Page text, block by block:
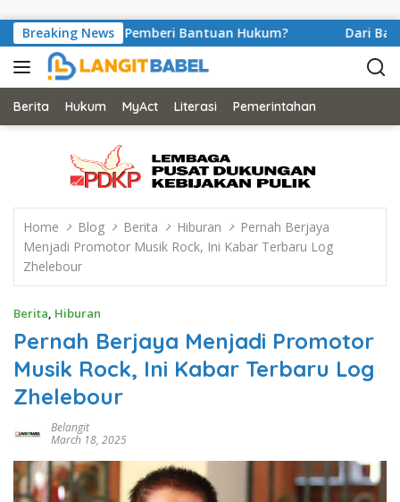
Breaking News
Peran Pemberi Bantuan Hukum? Dari Balik Sel
Berita Hukum MyAct Literasi Pemerintahan
Home Blog Berita Hiburan
Pernah Berjaya
Menjadi Promotor Musik Rock, Ini Kabar Terbaru Log
Zhelebour
Berita, Hiburan
Pernah Berjaya Menjadi Promotor
Musik Rock, Ini Kabar Terbaru Log
Zhelebour
Belangit
March 18, 2025